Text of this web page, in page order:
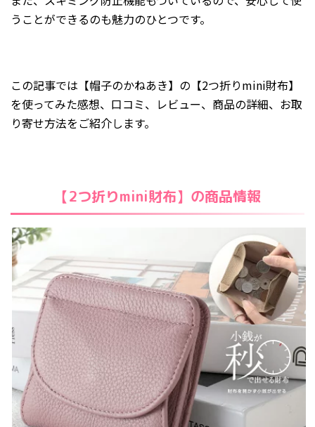
2023年10月
2023年7月
2023年6月
2023年3月
2023年2月
2023年1月
2022年11月
2022年10月
2022年4月
2022年3月
2021年5月
2021年4月
2020年3月
2020年1月
うことができるのも魅力のひとつです。
この記事では【帽子のかねあき】の【2つ折りmini財布】
を使ってみた感想、口コミ、レビュー、商品の詳細、お取
り寄せ方法をご紹介します。
【2つ折りmini財布】の商品情報